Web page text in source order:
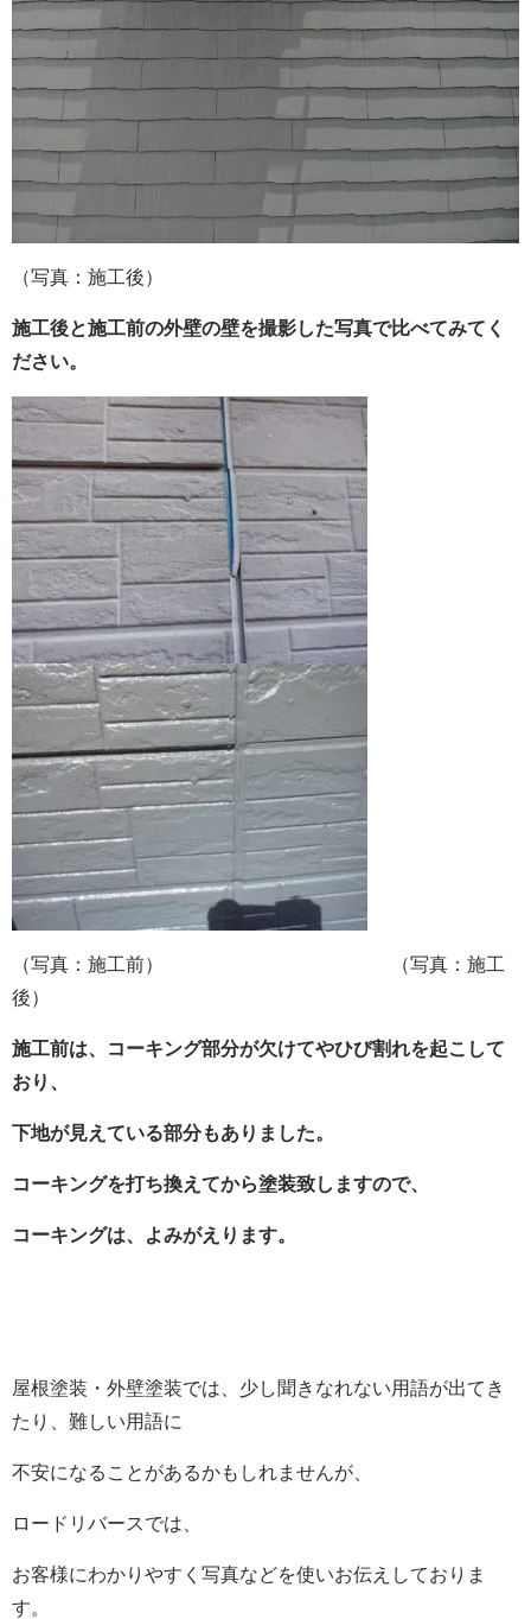
（写真：施工後）
施工後と施工前の外壁の壁を撮影した写真で比べてみてく
ださい。
（写真：施工前） （写真：施工
後）
施工前は、コーキング部分が欠けてやひび割れを起こして
おり、
下地が見えている部分もありました。
コーキングを打ち換えてから塗装致しますので、
コーキングは、よみがえります。
屋根塗装・外壁塗装では、少し聞きなれない用語が出てき
たり、難しい用語に
不安になることがあるかもしれませんが、
ロードリバースでは、
お客様にわかりやすく写真などを使いお伝えしておりま
す。